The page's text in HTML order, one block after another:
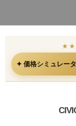
✦ 価格シミュレー